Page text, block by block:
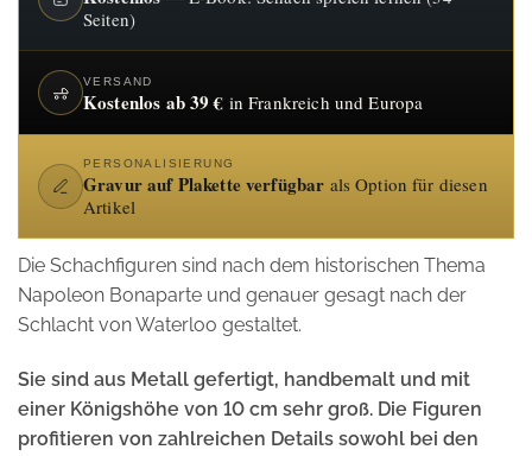
Seiten)
VERSAND
Kostenlos ab 39 € in Frankreich und Europa
PERSONALISIERUNG
Gravur auf Plakette verfügbar als Option für diesen
Artikel
Die Schachfiguren sind nach dem historischen Thema
Napoleon Bonaparte und genauer gesagt nach der
Schlacht von Waterloo gestaltet.
Sie sind aus Metall gefertigt, handbemalt und mit
einer Königshöhe von 10 cm sehr groß. Die Figuren
profitieren von zahlreichen Details sowohl bei den